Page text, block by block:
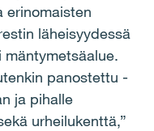
erinomaisten
läheisyydessä
mäntymetsäalue.
panostettu -
ja pihalle
urheilukenttä,”